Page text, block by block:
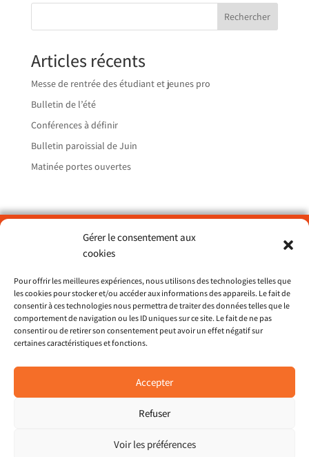
Gérer le consentement aux
cookies
Pour offrir les meilleures expériences, nous utilisons des technologies telles que
les cookies pour stocker et/ou accéder aux informations des appareils. Le fait de
consentir à ces technologies nous permettra de traiter des données telles que le
comportement de navigation ou les ID uniques sur ce site. Le fait de ne pas
consentir ou de retirer son consentement peut avoir un effet négatif sur
certaines caractéristiques et fonctions.
Accepter
Refuser
Voir les préférences
Rechercher
Articles récents
Messe de rentrée des étudiant et jeunes pro
Bulletin de l’été
Conférences à définir
Bulletin paroissial de Juin
Matinée portes ouvertes
Paroisse Sainte Catherine du Petit Port – Nantes
> St François d’Assise
> St Dominique
Site du diocèse 44
Restons en contact
Pour recevoir les nouvelles paroissiales et le
bulletin mensuel,
Je souhaite recevoir le bulletin